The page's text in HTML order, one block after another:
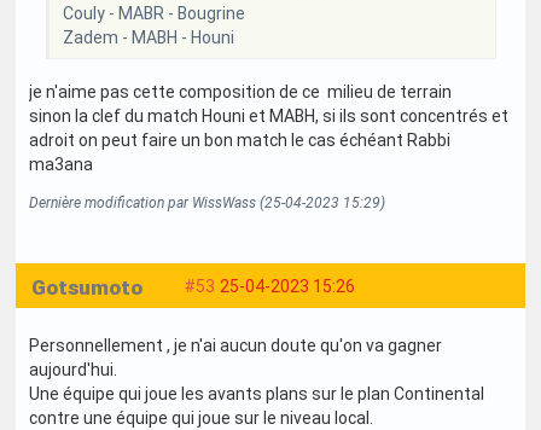
Couly - MABR - Bougrine
Zadem - MABH - Houni
je n'aime pas cette composition de ce milieu de terrain
sinon la clef du match Houni et MABH, si ils sont concentrés et
adroit on peut faire un bon match le cas échéant Rabbi
ma3ana
Dernière modification par WissWass (25-04-2023 15:29)
#53 25-04-2023 15:26
Gotsumoto
Personnellement , je n'ai aucun doute qu'on va gagner
aujourd'hui.
Une équipe qui joue les avants plans sur le plan Continental
contre une équipe qui joue sur le niveau local.